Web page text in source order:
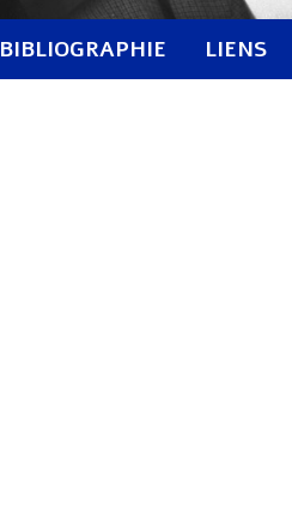
BIBLIOGRAPHIE LIENS